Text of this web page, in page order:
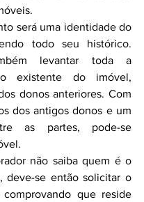
será uma identidade do
todo seu histórico.
levantar toda a
existente do imóvel,
donos anteriores. Com
dos antigos donos e um
as partes, pode-se
não saiba quem é o
deve-se então solicitar o
comprovando que reside